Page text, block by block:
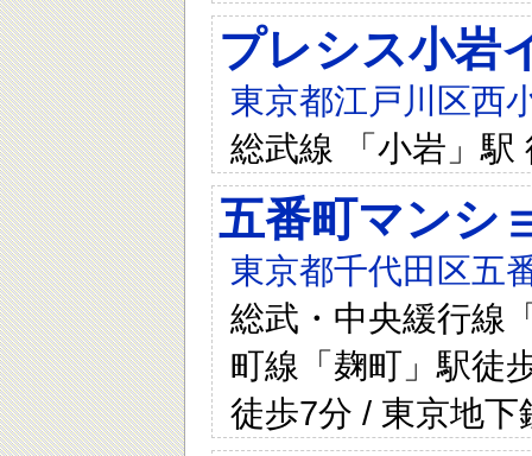
プレシス小岩
東京都江戸川区西
総武線 「小岩」駅
五番町マンシ
東京都千代田区五
総武・中央緩行線
町線「麹町」駅徒
徒歩7分 / 東京地